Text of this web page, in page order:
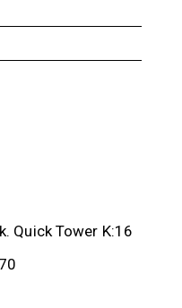
Quick Tower K:16